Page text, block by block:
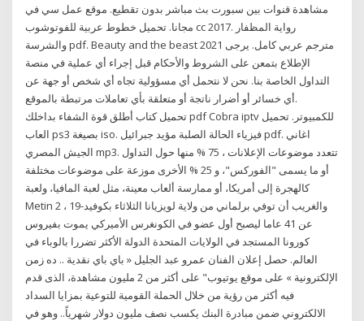
مشاهدة قنوات بين سبورت بث مباشر بدون تقطيع. موقع عمل سي في
مجانا. تحميل خطوط عربية للفوتوشوب cc 2017. رواية المظفار
والشرسة pdf. Beauty and the beast 2021 مترجم عربي كامل. يرجى
الإطلاع بتمعن على الشروط والأحكام قبل إجراء أي عملية في منصة
التداول الخاصة بنا. نحن لا نتحمل أي مسؤولية تجاه أي شخص أو جهة عن
أي خسائر أو أضرار ناتجة أو متعلقة بأي تعاملات مرتبطة بالموقع.
تحميل كتاب أطلق قوة الشفاء بداخلك pdf Cobra iptv للكمبيوتر. تحميل
العاب ps3 بصيغة iso. فيزياء الحالة الصلبة مؤيد جبرائيل pdf. اغاني
الجيش المصري mp3. تتعدد موضوعات الإعلانات ، 75 % منها حول التداول
أو ما يسمى "الفوركس"، و 25 % الأخرى موزعة على موضوعات مختلفة
كالهجرة إلى أمريكا، أو ممارسة ألعاب معينة، مثل لعبة المافيا، ولعبة
Metin 2 ، والغريب أن توفي برلماني من ولاية لويزيانا الثلاثاء بكوفيد-19
عن 41 عاما ليصبح أول عضو في الكونغرس الأميركي يموت بفيروس
كورونا المستجد في الولايات المتحدة الدولة الأكثر تضررا بالوباء في
العالم. حصل إعلان الفنان عمرو عبد الجليل « باي باي نقدية .. ده زمن
الإلكترونية » على موقع يوتيوب" على أكثر من 2 مليون مشاهدة، الذى قدم
فيه أكثر من رؤية من خلال الحملة القومية للتوعية بمزايا السداد
الالكتروني ضمن مبادرة البنك يكسب نصف مليون دولار شهرياً.. وهو في